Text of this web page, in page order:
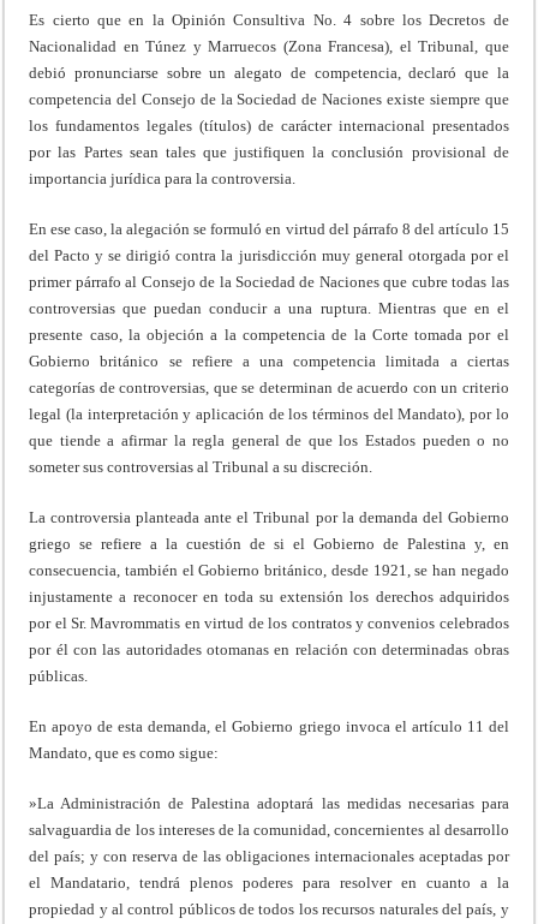
Es cierto que en la Opinión Consultiva No. 4 sobre los Decretos de
Nacionalidad en Túnez y Marruecos (Zona Francesa), el Tribunal, que
debió pronunciarse sobre un alegato de competencia, declaró que la
competencia del Consejo de la Sociedad de Naciones existe siempre que
los fundamentos legales (títulos) de carácter internacional presentados
por las Partes sean tales que justifiquen la conclusión provisional de
importancia jurídica para la controversia.
En ese caso, la alegación se formuló en virtud del párrafo 8 del artículo 15
del Pacto y se dirigió contra la jurisdicción muy general otorgada por el
primer párrafo al Consejo de la Sociedad de Naciones que cubre todas las
controversias que puedan conducir a una ruptura. Mientras que en el
presente caso, la objeción a la competencia de la Corte tomada por el
Gobierno británico se refiere a una competencia limitada a ciertas
categorías de controversias, que se determinan de acuerdo con un criterio
legal (la interpretación y aplicación de los términos del Mandato), por lo
que tiende a afirmar la regla general de que los Estados pueden o no
someter sus controversias al Tribunal a su discreción.
La controversia planteada ante el Tribunal por la demanda del Gobierno
griego se refiere a la cuestión de si el Gobierno de Palestina y, en
consecuencia, también el Gobierno británico, desde 1921, se han negado
injustamente a reconocer en toda su extensión los derechos adquiridos
por el Sr. Mavrommatis en virtud de los contratos y convenios celebrados
por él con las autoridades otomanas en relación con determinadas obras
públicas.
En apoyo de esta demanda, el Gobierno griego invoca el artículo 11 del
Mandato, que es como sigue:
»La Administración de Palestina adoptará las medidas necesarias para
salvaguardia de los intereses de la comunidad, concernientes al desarrollo
del país; y con reserva de las obligaciones internacionales aceptadas por
el Mandatario, tendrá plenos poderes para resolver en cuanto a la
propiedad y al control públicos de todos los recursos naturales del país, y